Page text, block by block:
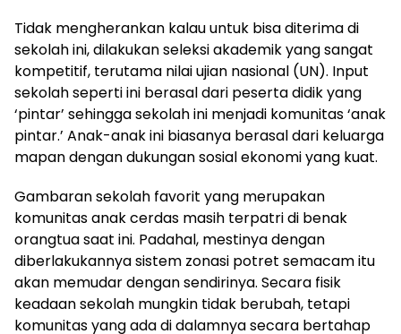
Tidak mengherankan kalau untuk bisa diterima di
sekolah ini, dilakukan seleksi akademik yang sangat
kompetitif, terutama nilai ujian nasional (UN). Input
sekolah seperti ini berasal dari peserta didik yang
‘pintar’ sehingga sekolah ini menjadi komunitas ‘anak
pintar.’ Anak-anak ini biasanya berasal dari keluarga
mapan dengan dukungan sosial ekonomi yang kuat.
Gambaran sekolah favorit yang merupakan
komunitas anak cerdas masih terpatri di benak
orangtua saat ini. Padahal, mestinya dengan
diberlakukannya sistem zonasi potret semacam itu
akan memudar dengan sendirinya. Secara fisik
keadaan sekolah mungkin tidak berubah, tetapi
komunitas yang ada di dalamnya secara bertahap